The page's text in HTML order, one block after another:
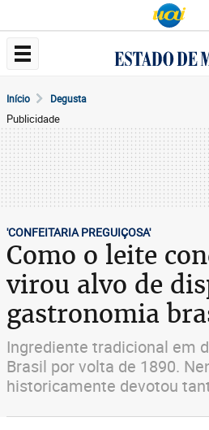
Início Degusta
Publicidade
'CONFEITARIA PREGUIÇOSA'
Como o leite
virou alvo de
gastronomia
Ingrediente tradicional em
Brasil por volta de 1890.
historicamente devotou